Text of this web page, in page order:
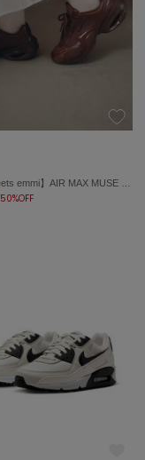
50%OFF